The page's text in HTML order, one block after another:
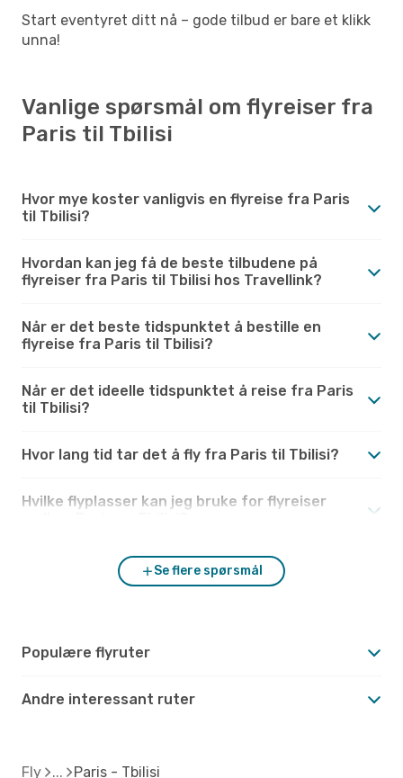
Start eventyret ditt nå – gode tilbud er bare et klikk
unna!
Vanlige spørsmål om flyreiser fra
Paris til Tbilisi
Hvor mye koster vanligvis en flyreise fra Paris
til Tbilisi?
Hvordan kan jeg få de beste tilbudene på
flyreiser fra Paris til Tbilisi hos Travellink?
Når er det beste tidspunktet å bestille en
flyreise fra Paris til Tbilisi?
Når er det ideelle tidspunktet å reise fra Paris
til Tbilisi?
Hvor lang tid tar det å fly fra Paris til Tbilisi?
Hvilke flyplasser kan jeg bruke for flyreiser
Se flere spørsmål
Populære flyruter
Andre interessant ruter
Fly Paris - Tbilisi